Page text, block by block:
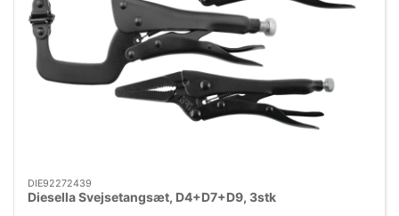
DIE92272439
Diesella Svejsetangsæt, D4+D7+D9, 3stk